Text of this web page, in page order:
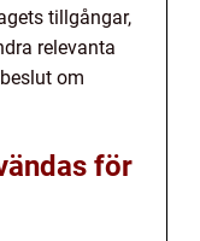
tillgångar,
relevanta
om
för